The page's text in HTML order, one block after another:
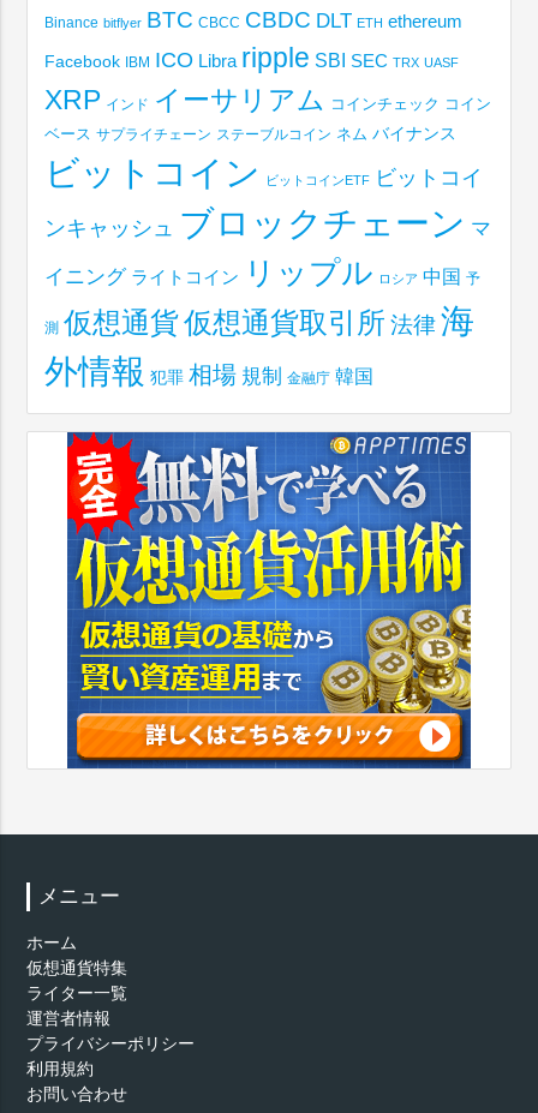
Binance bitflyer BTC CBCC CBDC DLT ETH ethereum
Facebook IBM ICO Libra ripple SBI SEC TRX UASF
XRP インド イーサリアム コインチェック コイン
ベース サプライチェーン ステーブルコイン ネム バイナンス
ビットコイン ビットコインETF ビットコイ
ンキャッシュ ブロックチェーン マ
イニング ライトコイン リップル ロシア 中国 予
測 仮想通貨仮想通貨取引所 法律 海
外情報 犯罪 相場 規制 金融庁 韓国
メニュー
ホーム
仮想通貨特集
ライター一覧
運営者情報
プライバシーポリシー
利用規約
お問い合わせ